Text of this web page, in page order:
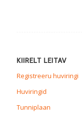
KIIRELT LEITAV
Registreeru huviringi
Huviringid
Tunniplaan